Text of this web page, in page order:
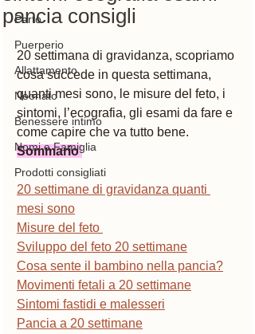
Parto
Puerperio
Allattamento
Neonato
Benessere intimo
Nomi e Famiglia
Prodotti consigliati
pancia consigli
20 settimana di gravidanza, scopriamo
cosa succede in questa settimana,
quanti mesi sono, le misure del feto, i
sintomi, l’ecografia, gli esami da fare e
come capire che va tutto bene.
Sommario
20 settimane di gravidanza quanti
mesi sono
Misure del feto
Sviluppo del feto 20 settimane
Cosa sente il bambino nella pancia?
Movimenti fetali a 20 settimane
Sintomi fastidi e malesseri
Pancia a 20 settimane